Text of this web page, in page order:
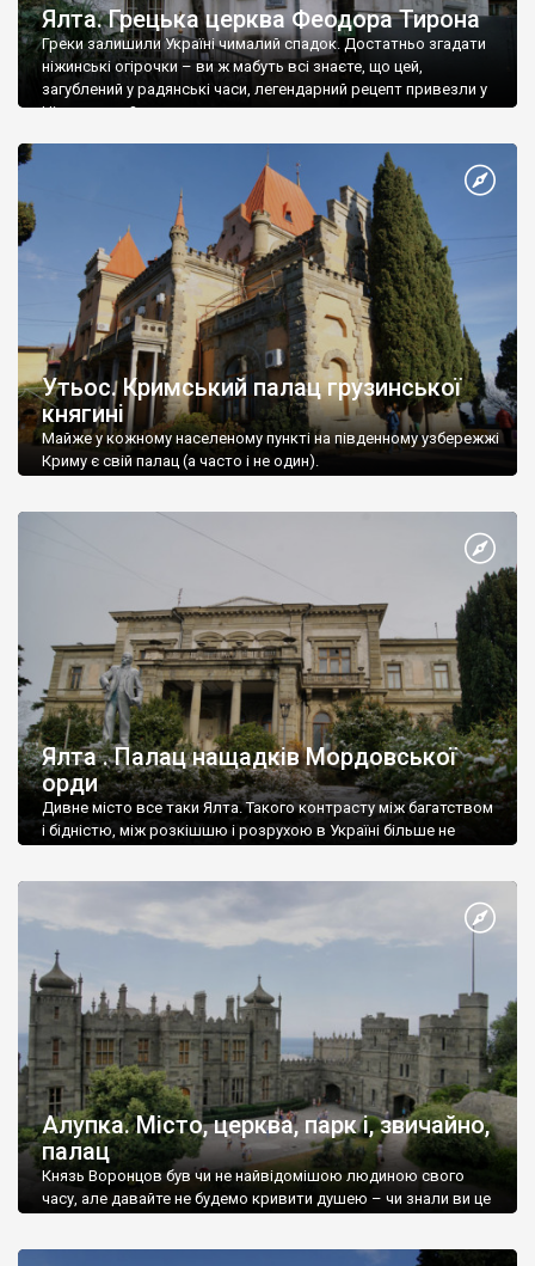
Ялта. Грецька церква Феодора Тирона
Греки залишили Україні чималий спадок. Достатньо згадати
ніжинські огірочки – ви ж мабуть всі знаєте, що цей,
загублений у радянські часи, легендарний рецепт привезли у
Ніжин греки?
Утьос. Кримський палац грузинської
княгині
Майже у кожному населеному пункті на південному узбережжі
Криму є свій палац (а часто і не один).
Ялта . Палац нащадків Мордовської
орди
Дивне місто все таки Ялта. Такого контрасту між багатством
і бідністю, між розкішшю і розрухою в Україні більше не
Алупка. Місто, церква, парк і, звичайно,
палац
Князь Воронцов був чи не найвідомішою людиною свого
часу, але давайте не будемо кривити душею – чи знали ви це